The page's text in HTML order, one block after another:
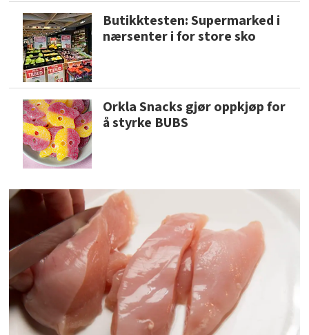
Butikktesten: Supermarked i
nærsenter i for store sko
Orkla Snacks gjør oppkjøp for
å styrke BUBS